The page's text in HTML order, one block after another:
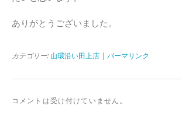
ありがとうございました。
カテゴリー: 山環沿い田上店 パーマリンク
コメントは受け付けていません。